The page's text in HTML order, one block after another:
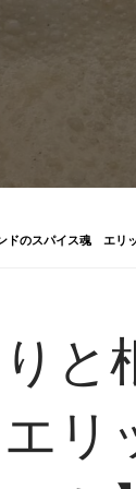
ドのスパイス魂 エリ
と
リ